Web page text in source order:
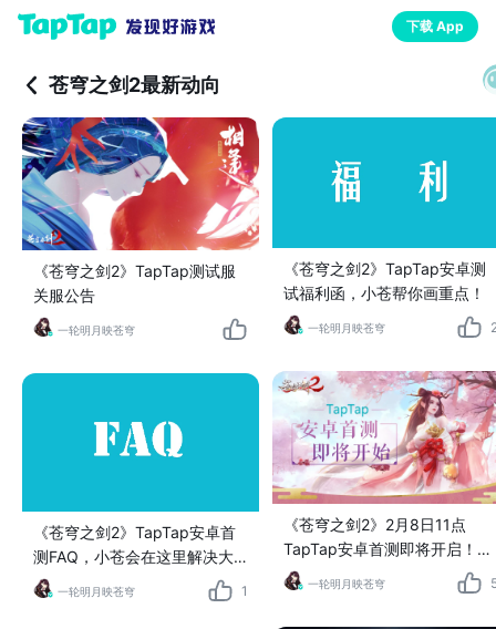
下载 App
苍穹之剑2最新动向
《苍穹之剑2》TapTap测试服
关服公告
一轮明月映苍穹
《苍穹之剑2》TapTap安卓首
测FAQ，小苍会在这里解决大
家遇到的问题
一轮明月映苍穹 1
《苍穹之剑2》TapTap安卓测
试福利函，小苍帮你画重点！
一轮明月映苍穹
《苍穹之剑2》2月8日11点
TapTap安卓首测即将开启！神
魔大战 一触即发！
一轮明月映苍穹